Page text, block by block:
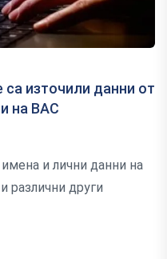
източили данни от
на ВАС
и лични данни на
различни други